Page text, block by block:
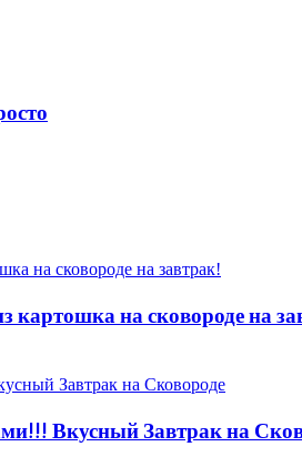
на сковороде на
Вкусный Завтрак на